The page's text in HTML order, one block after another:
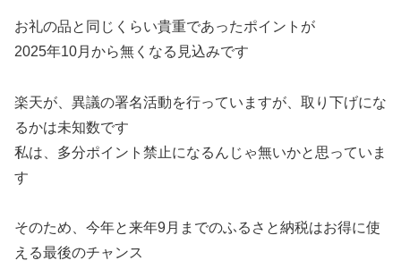
お礼の品と同じくらい貴重であったポイントが
2025年10月から無くなる見込みです
楽天が、異議の署名活動を行っていますが、取り下げにな
るかは未知数です
私は、多分ポイント禁止になるんじゃ無いかと思っていま
す
そのため、今年と来年9月までのふるさと納税はお得に使
える最後のチャンス